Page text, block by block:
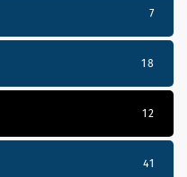
7
18
12
41